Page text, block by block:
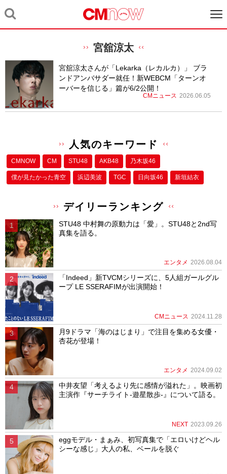
宮舘涼太
宮舘涼太さんが「Lekarka（レカルカ）」 ブラ
ンドアンバサダー就任！新WEBCM「ターンオ
ーバーを信じる」篇が6/2公開！
CMニュース 2026.06.05
人気のキーワード
CMNOW CM STU48 AKB48 乃木坂46
僕が⾒たかった⻘空 浜辺美波 TGC 日向坂46 新垣結衣
デイリーランキング
STU48 中村舞の原動力は「愛」。STU48と2nd写
真集を語る。
エンタメ 2026.08.04
「Indeed」新TVCMシリーズに、5人組ガールグル
ープ LE SSERAFIMが出演開始！
CMニュース 2024.11.28
月9ドラマ「海のはじまり」で注目を集める女優・
杏花が登場！
エンタメ 2024.09.02
中井友望「考えるより先に感情が溢れた」。映画初
主演作『サーチライト-遊星散歩-』について語る。
NEXT 2023.09.26
eggモデル・まぁみ、初写真集で「エロいけどヘル
シーな感じ」大人の私、ベールを脱ぐ